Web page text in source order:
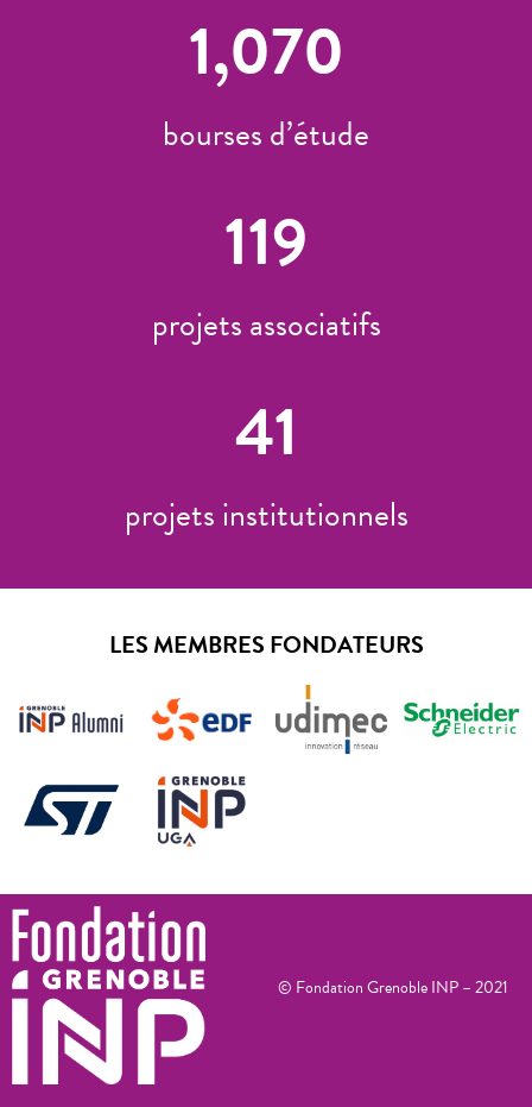
1,070
bourses d’étude
119
projets associatifs
41
projets institutionnels
LES MEMBRES FONDATEURS
© Fondation Grenoble INP – 2021